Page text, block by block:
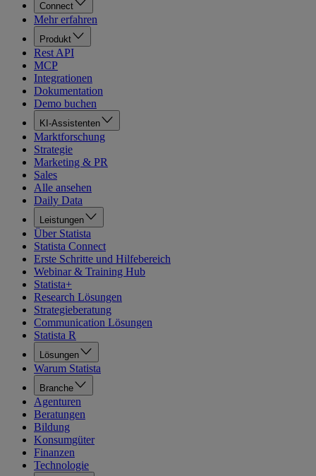
Connect
Mehr erfahren
Produkt
Rest API
MCP
Integrationen
Dokumentation
Demo buchen
KI-Assistenten
Marktforschung
Strategie
Marketing & PR
Sales
Alle ansehen
Daily Data
Leistungen
Über Statista
Statista Connect
Erste Schritte und Hilfebereich
Webinar & Training Hub
Statista+
Research Lösungen
Strategieberatung
Communication Lösungen
Statista R
Lösungen
Warum Statista
Branche
Agenturen
Beratungen
Bildung
Konsumgüter
Finanzen
Technologie